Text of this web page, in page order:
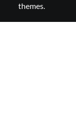
themes.